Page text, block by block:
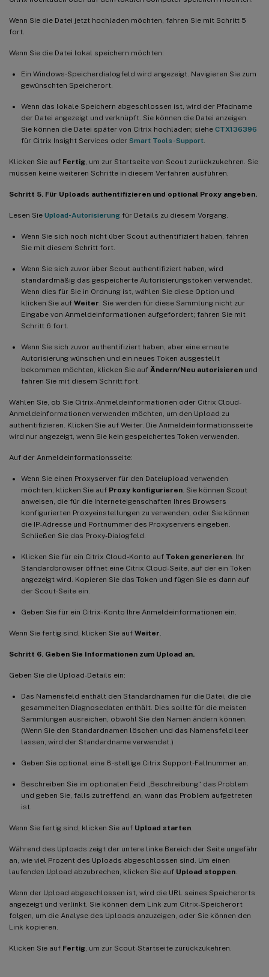
Wenn Sie die Datei jetzt hochladen möchten, fahren Sie mit Schritt 5
fort.
Wenn Sie die Datei lokal speichern möchten:
Ein Windows-Speicherdialogfeld wird angezeigt. Navigieren Sie zum
gewünschten Speicherort.
Wenn das lokale Speichern abgeschlossen ist, wird der Pfadname
der Datei angezeigt und verknüpft. Sie können die Datei anzeigen.
Sie können die Datei später von Citrix hochladen; siehe CTX136396
für Citrix Insight Services oder Smart Tools-Support
Klicken Sie auf Fertig , um zur Startseite von Scout zurückzukehren. Sie
müssen keine weiteren Schritte in diesem Verfahren ausführen.
Schritt 5. Für Uploads authentifizieren und optional Proxy angeben.
Lesen Sie Upload-Autorisierung für Details zu diesem Vorgang.
Wenn Sie sich noch nicht über Scout authentifiziert haben, fahren
Sie mit diesem Schritt fort.
Wenn Sie sich zuvor über Scout authentifiziert haben, wird
standardmäßig das gespeicherte Autorisierungstoken verwendet.
Wenn dies für Sie in Ordnung ist, wählen Sie diese Option und
klicken Sie auf Weiter . Sie werden für diese Sammlung nicht zur
Eingabe von Anmeldeinformationen aufgefordert; fahren Sie mit
Schritt 6 fort.
Wenn Sie sich zuvor authentifiziert haben, aber eine erneute
Autorisierung wünschen und ein neues Token ausgestellt
bekommen möchten, klicken Sie auf Ändern/Neu autorisieren und
fahren Sie mit diesem Schritt fort.
Wählen Sie, ob Sie Citrix-Anmeldeinformationen oder Citrix Cloud-
Anmeldeinformationen verwenden möchten, um den Upload zu
authentifizieren. Klicken Sie auf Weiter. Die Anmeldeinformationsseite
wird nur angezeigt, wenn Sie kein gespeichertes Token verwenden.
Auf der Anmeldeinformationsseite:
Wenn Sie einen Proxyserver für den Dateiupload verwenden
möchten, klicken Sie auf Proxy konfigurieren . Sie können Scout
anweisen, die für die Interneteigenschaften Ihres Browsers
konfigurierten Proxyeinstellungen zu verwenden, oder Sie können
die IP-Adresse und Portnummer des Proxyservers eingeben.
Schließen Sie das Proxy-Dialogfeld.
Klicken Sie für ein Citrix Cloud-Konto auf Token generieren . Ihr
Standardbrowser öffnet eine Citrix Cloud-Seite, auf der ein Token
angezeigt wird. Kopieren Sie das Token und fügen Sie es dann auf
der Scout-Seite ein.
Geben Sie für ein Citrix-Konto Ihre Anmeldeinformationen ein.
Wenn Sie fertig sind, klicken Sie auf Weiter
Schritt 6. Geben Sie Informationen zum Upload an.
Geben Sie die Upload-Details ein:
Das Namensfeld enthält den Standardnamen für die Datei, die die
gesammelten Diagnosedaten enthält. Dies sollte für die meisten
Sammlungen ausreichen, obwohl Sie den Namen ändern können.
(Wenn Sie den Standardnamen löschen und das Namensfeld leer
lassen, wird der Standardname verwendet.)
Geben Sie optional eine 8-stellige Citrix Support-Fallnummer an.
Beschreiben Sie im optionalen Feld „Beschreibung“ das Problem
und geben Sie, falls zutreffend, an, wann das Problem aufgetreten
ist.
Wenn Sie fertig sind, klicken Sie auf Upload starten
Während des Uploads zeigt der untere linke Bereich der Seite ungefähr
an, wie viel Prozent des Uploads abgeschlossen sind. Um einen
laufenden Upload abzubrechen, klicken Sie auf Upload stoppen
Wenn der Upload abgeschlossen ist, wird die URL seines Speicherorts
angezeigt und verlinkt. Sie können dem Link zum Citrix-Speicherort
folgen, um die Analyse des Uploads anzuzeigen, oder Sie können den
Link kopieren.
Klicken Sie auf Fertig , um zur Scout-Startseite zurückzukehren.